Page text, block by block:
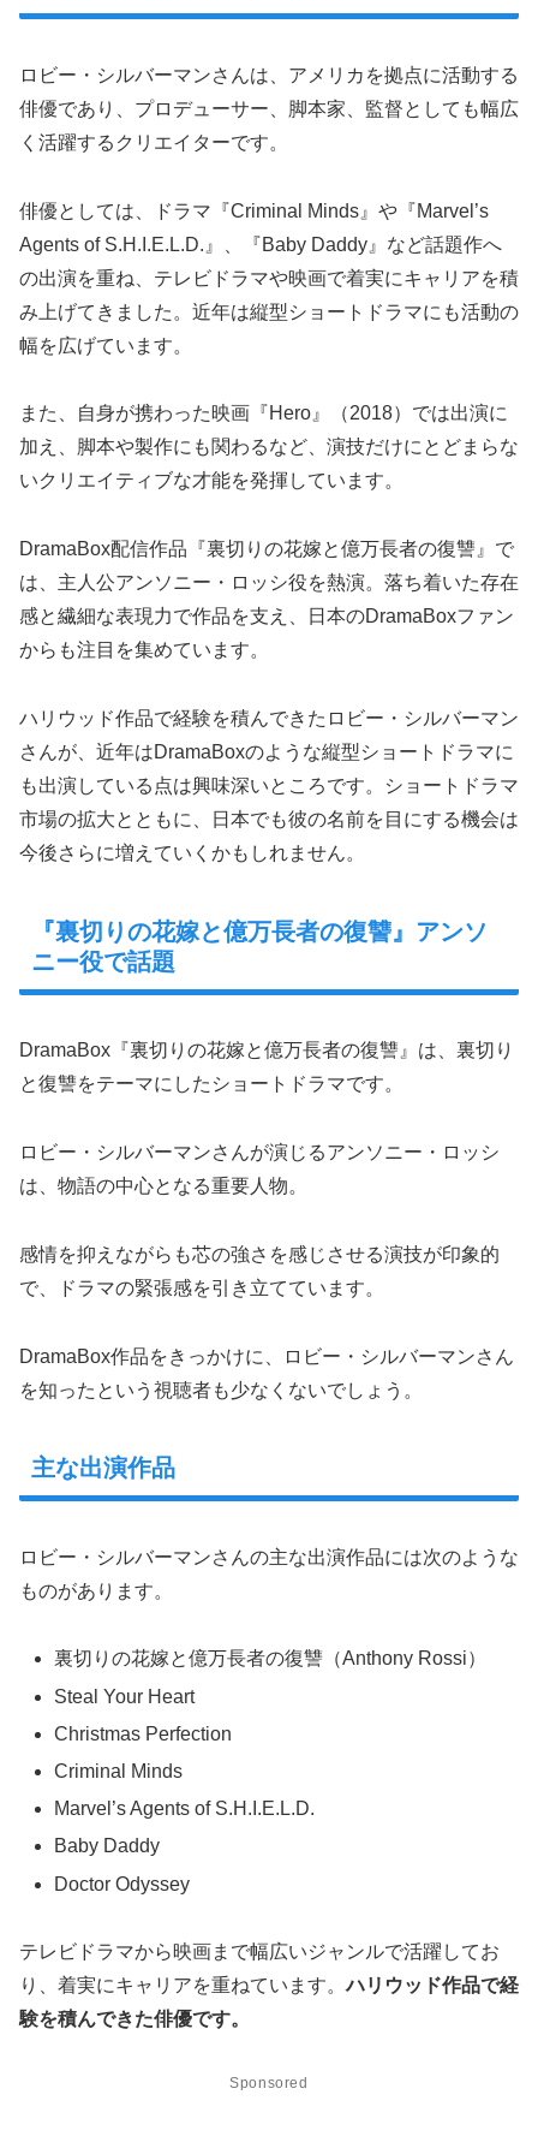
ロビー・シルバーマンさんは、アメリカを拠点に活動する
俳優であり、プロデューサー、脚本家、監督としても幅広
く活躍するクリエイターです。
俳優としては、ドラマ『Criminal Minds』や『Marvel’s
Agents of S.H.I.E.L.D.』、『Baby Daddy』など話題作へ
の出演を重ね、テレビドラマや映画で着実にキャリアを積
み上げてきました。近年は縦型ショートドラマにも活動の
幅を広げています。
また、自身が携わった映画『Hero』（2018）では出演に
加え、脚本や製作にも関わるなど、演技だけにとどまらな
いクリエイティブな才能を発揮しています。
DramaBox配信作品『裏切りの花嫁と億万長者の復讐』で
は、主人公アンソニー・ロッシ役を熱演。落ち着いた存在
感と繊細な表現力で作品を支え、日本のDramaBoxファン
からも注目を集めています。
ハリウッド作品で経験を積んできたロビー・シルバーマン
さんが、近年はDramaBoxのような縦型ショートドラマに
も出演している点は興味深いところです。ショートドラマ
市場の拡大とともに、日本でも彼の名前を目にする機会は
今後さらに増えていくかもしれません。
『裏切りの花嫁と億万長者の復讐』アンソ
ニー役で話題
DramaBox『裏切りの花嫁と億万長者の復讐』は、裏切り
と復讐をテーマにしたショートドラマです。
ロビー・シルバーマンさんが演じるアンソニー・ロッシ
は、物語の中心となる重要人物。
感情を抑えながらも芯の強さを感じさせる演技が印象的
で、ドラマの緊張感を引き立てています。
DramaBox作品をきっかけに、ロビー・シルバーマンさん
を知ったという視聴者も少なくないでしょう。
主な出演作品
ロビー・シルバーマンさんの主な出演作品には次のような
ものがあります。
裏切りの花嫁と億万長者の復讐（Anthony Rossi）
Steal Your Heart
Christmas Perfection
Criminal Minds
Marvel’s Agents of S.H.I.E.L.D.
Baby Daddy
Doctor Odyssey
テレビドラマから映画まで幅広いジャンルで活躍してお
り、着実にキャリアを重ねています。ハリウッド作品で経
験を積んできた俳優です。